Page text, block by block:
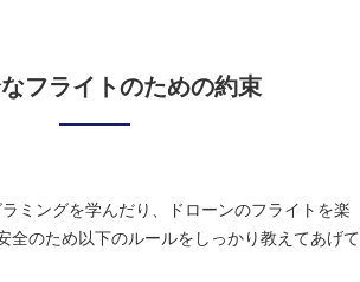
フライトのための約束
ミングを学んだり、ドローンのフライトを楽
全のため以下のルールをしっかり教えてあげて